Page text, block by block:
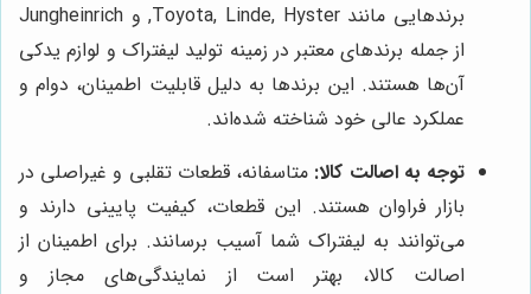
برندهایی مانند Toyota, Linde, Hyster, و Jungheinrich
از جمله برندهای معتبر در زمینه تولید لیفتراک و لوازم یدکی
آن‌ها هستند. این برندها به دلیل قابلیت اطمینان، دوام و
عملکرد عالی خود شناخته شده‌اند.
توجه به اصالت کالا: متاسفانه، قطعات تقلبی و غیراصلی در
بازار فراوان هستند. این قطعات، کیفیت پایینی دارند و
می‌توانند به لیفتراک شما آسیب برسانند. برای اطمینان از
اصالت کالا، بهتر است از نمایندگی‌های مجاز و